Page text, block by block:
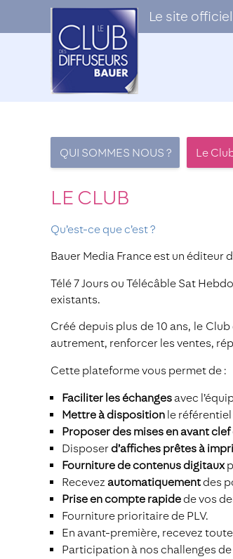
Le site
QUI SOMMES NOUS ? Le
LE CLUB
Qu’est-ce que c’est ?
Bauer Media France est un éditeur
Télé 7 Jours ou Télécâble Sat
existants.
Créé depuis plus de 10 ans, le
autrement, renforcer les ventes,
Cette plateforme vous permet de :
Faciliter les échanges avec
Mettre à disposition le
Proposer des mises en avant clef
Disposerd’affiches prêtes à
Fourniture de contenus digitaux
Recevez automatiquementdes
Prise en compte rapidede vos
Fourniture prioritaire de PLV.
En avant-première, recevez
Participation à nos challenges